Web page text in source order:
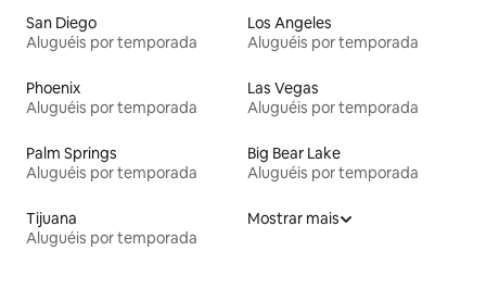
San Diego
Aluguéis por temporada
Los Angeles
Aluguéis por temporada
Phoenix
Aluguéis por temporada
Las Vegas
Aluguéis por temporada
Palm Springs
Aluguéis por temporada
Big Bear Lake
Aluguéis por temporada
Tijuana
Aluguéis por temporada
Mostrar mais